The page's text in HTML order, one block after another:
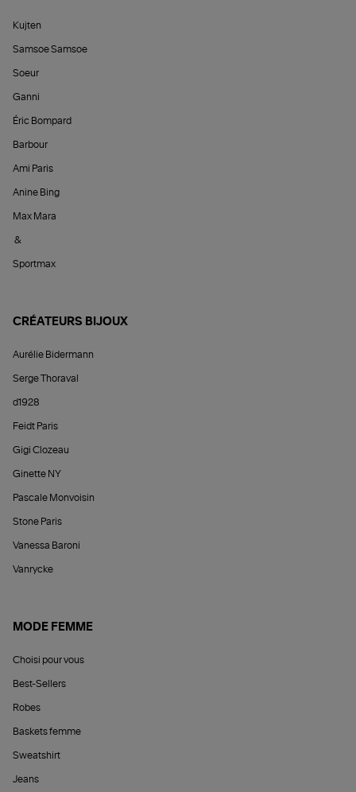
Kujten
Samsoe Samsoe
Soeur
Ganni
Éric Bompard
Barbour
Ami Paris
Anine Bing
Max Mara
&
Sportmax
CRÉATEURS BIJOUX
Aurélie Bidermann
Serge Thoraval
d1928
Feidt Paris
Gigi Clozeau
Ginette NY
Pascale Monvoisin
Stone Paris
Vanessa Baroni
Vanrycke
MODE FEMME
Choisi pour vous
Best-Sellers
Robes
Baskets femme
Sweatshirt
Jeans